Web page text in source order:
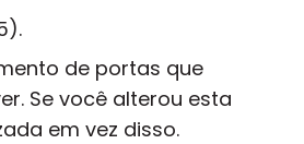
de portas que
Se você alterou esta
em vez disso.